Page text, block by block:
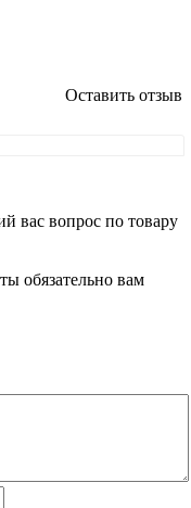
Оставить отзыв
вас вопрос по товару
обязательно вам